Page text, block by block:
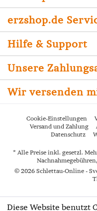
erzshop.de
Hilfe & Support
Unsere
Wir versenden
Cookie-Einstellungen
Versand und Zahlung
Datenschutz
* Alle Preise inkl. gesetzl.
© 2026 Schlettau-Online -
Diese Website benutzt